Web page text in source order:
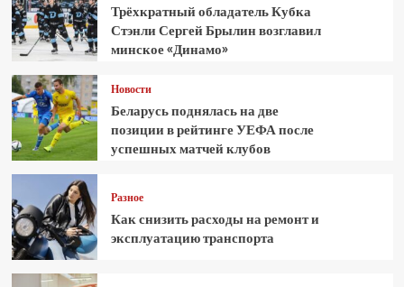
Трёхкратный обладатель Кубка
Стэнли Сергей Брылин возглавил
минское «Динамо»
Новости
Беларусь поднялась на две
позиции в рейтинге УЕФА после
успешных матчей клубов
Разное
Как снизить расходы на ремонт и
эксплуатацию транспорта